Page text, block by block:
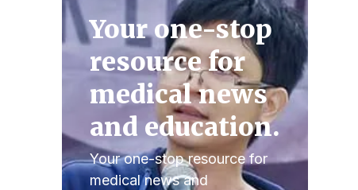
Your one-stop
resource for
medical news
and education.
Your one-stop resource for
medical news and